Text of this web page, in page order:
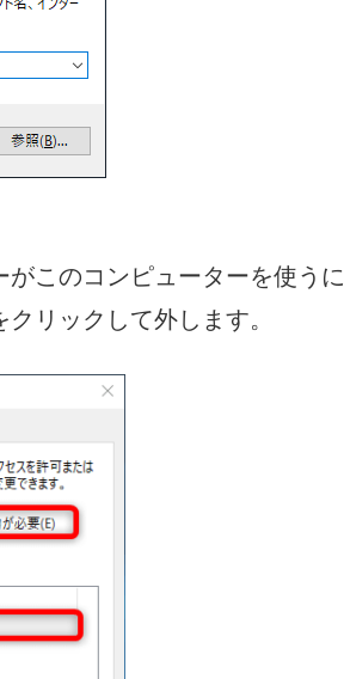
このコンピューターを使うに
リックして外します。